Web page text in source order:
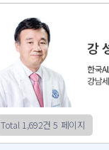
Total 1,692건 5 페이지